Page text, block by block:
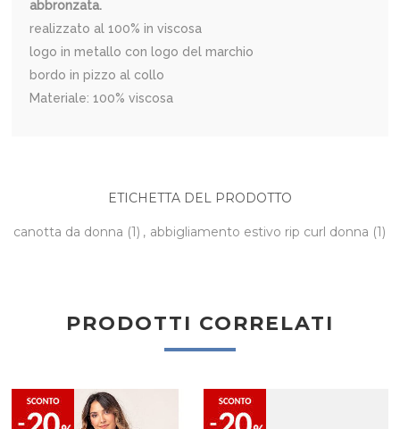
abbronzata.
realizzato al 100% in viscosa
logo in metallo con logo del marchio
bordo in pizzo al collo
Materiale: 100% viscosa
ETICHETTA DEL PRODOTTO
canotta da donna (1) , abbigliamento estivo rip curl donna (1)
PRODOTTI CORRELATI